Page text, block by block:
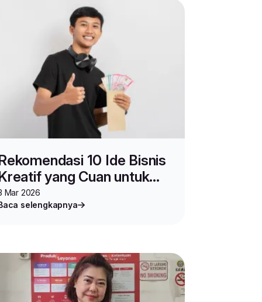
10 Ide Bisnis
yang Cuan untuk
Z
Mar 2026
selengkapnya